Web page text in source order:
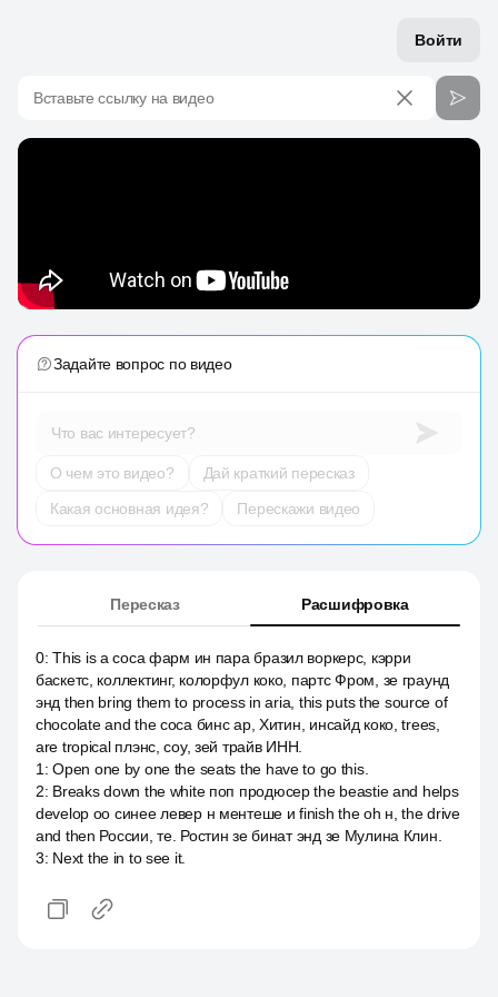
Войти
Вставьте ссылку на видео
Задайте вопрос по видео
Что вас интересует?
О чем это видео?
Дай краткий пересказ
Какая основная идея?
Перескажи видео
Пересказ Расшифровка
0:This is a coca фарм ин пара бразил воркерс, кэрри
баскетс, коллектинг, колорфул коко, партс Фром, зе граунд
энд then bring them to process in aria, this puts the source of
chocolate and the coca бинс ар, Хитин, инсайд коко, trees,
are tropical плэнс, соу, зей трайв ИНН.
1 :Open one by one the seats the have to go this.
2: Breaks down the white поп продюсер the beastie and helps
develop оо синее левер н ментеше и finish the oh н, the drive
and then России, те. Ростин зе бинат энд зе Мулина Клин.
3: Next the in to see it.